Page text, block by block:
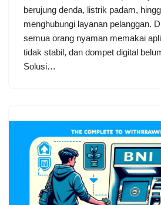
berujung denda, listrik padam,
menghubungi layanan pelanggan.
semua orang nyaman memakai
tidak stabil, dan dompet digital
Solusi…